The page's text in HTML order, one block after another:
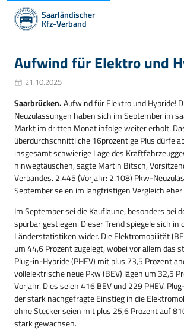
Saarländischer
Kfz-Verband
Aufwind für Elektro und
21.10.2025
Saarbrücken.Aufwind für Elektro und Hybride!
Neuzulassungen haben sich im September im
Markt im dritten Monat infolge weiter erholt.
überdurchschnittliche 16prozentige Plus dürfe
insgesamt schwierige Lage des
hinwegtäuschen, sagte Martin Bitsch,
Verbandes. 2.445 (Vorjahr: 2.108) Pkw-
September seien im langfristigen Vergleich
Im September sei die Kauflaune, besonders bei
spürbar gestiegen. Dieser Trend spiegele sich in
Länderstatistiken wider. Die Elektromobilität
um 44,6 Prozent zugelegt, wobei vor allem das
Plug-in-Hybride (PHEV) mit plus 73,5 Prozent
vollelektrische neue Pkw (BEV) lägen um 32,5
Vorjahr. Dies seien 416 BEV und 229 PHEV.
der stark nachgefragte Einstieg in die
ohne Stecker seien mit plus 25,6 Prozent auf
stark gewachsen.